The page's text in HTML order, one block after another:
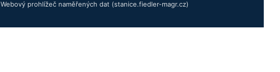
Webový prohlížeč naměřených dat (stanice.fiedler-magr.cz)